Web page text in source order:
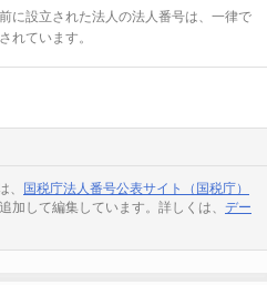
に設立された法人の法人番号は、一律で
れています。
、
国税庁法人番号公表サイト（国税庁）
加して編集しています。詳しくは、 デー